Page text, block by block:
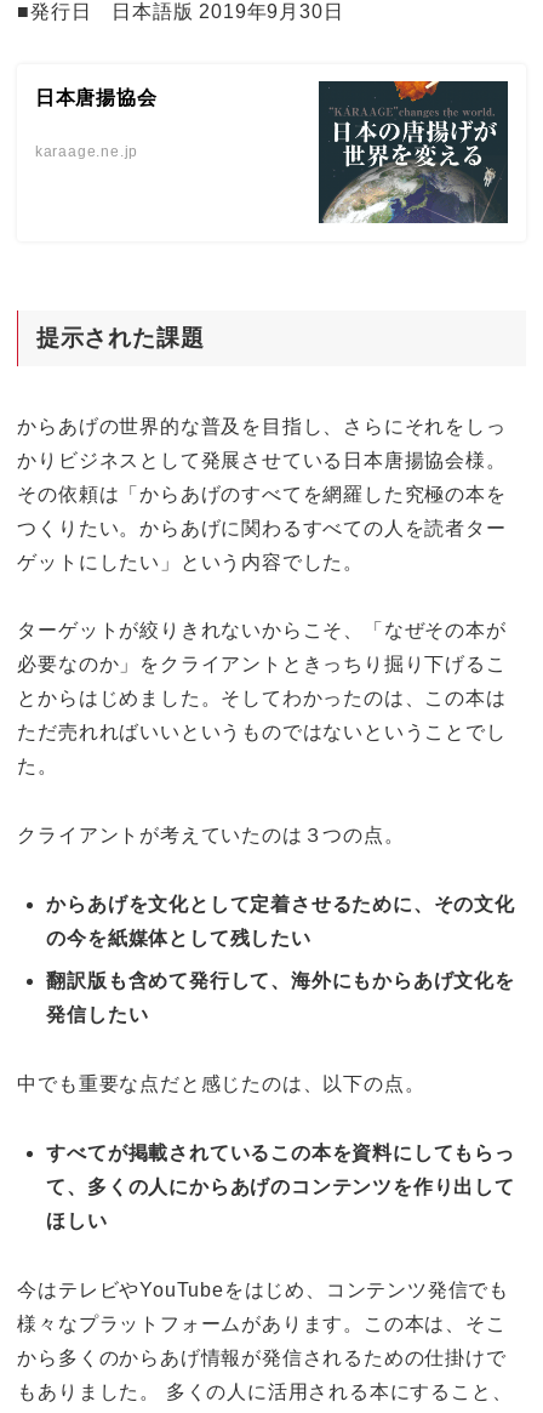
■発行日 日本語版 2019年9月30日
日本唐揚協会
karaage.ne.jp
提示された課題
からあげの世界的な普及を目指し、さらにそれをしっ
かりビジネスとして発展させている日本唐揚協会様。
その依頼は「からあげのすべてを網羅した究極の本を
つくりたい。からあげに関わるすべての人を読者ター
ゲットにしたい」という内容でした。
ターゲットが絞りきれないからこそ、「なぜその本が
必要なのか」をクライアントときっちり掘り下げるこ
とからはじめました。そしてわかったのは、この本は
ただ売れればいいというものではないということでし
た。
クライアントが考えていたのは３つの点。
からあげを文化として定着させるために、その文化
の今を紙媒体として残したい
翻訳版も含めて発行して、海外にもからあげ文化を
発信したい
中でも重要な点だと感じたのは、以下の点。
すべてが掲載されているこの本を資料にしてもらっ
て、多くの人にからあげのコンテンツを作り出して
ほしい
今はテレビやYouTubeをはじめ、コンテンツ発信でも
様々なプラットフォームがあります。この本は、そこ
から多くのからあげ情報が発信されるための仕掛けで
もありました。 多くの人に活用される本にすること、